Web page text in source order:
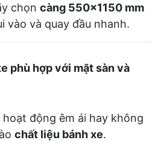
chọn càng 550×1150 mm
vào và quay đầu nhanh.
phù hợp với mặt sàn và
động êm ái hay không
chất liệu bánh xe.